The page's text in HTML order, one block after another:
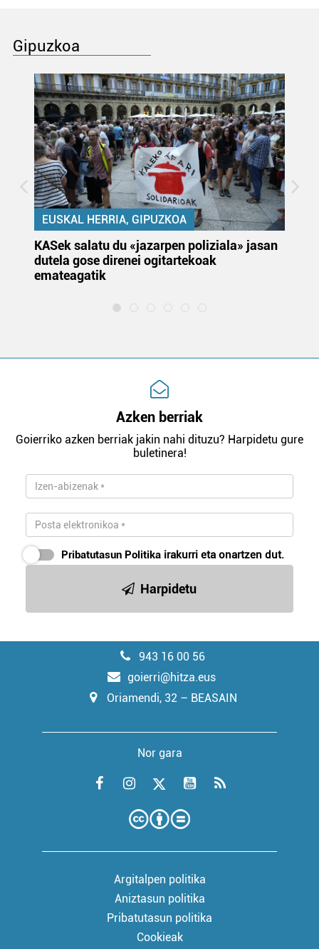
Gipuzkoa
EUSKAL HERRIA, GIPUZKOA
KASek salatu du «jazarpen poliziala» jasan
dutela gose direnei ogitartekoak
emateagatik
Azken berriak
Goierriko azken berriak jakin nahi dituzu? Harpidetu gure
buletinera!
Pribatutasun Politika irakurri eta onartzen dut.
Harpidetu
943 16 00 56
goierri@hitza.eus
Oriamendi, 32 – BEASAIN
Nor gara
Argitalpen politika
Aniztasun politika
Pribatutasun politika
Cookieak